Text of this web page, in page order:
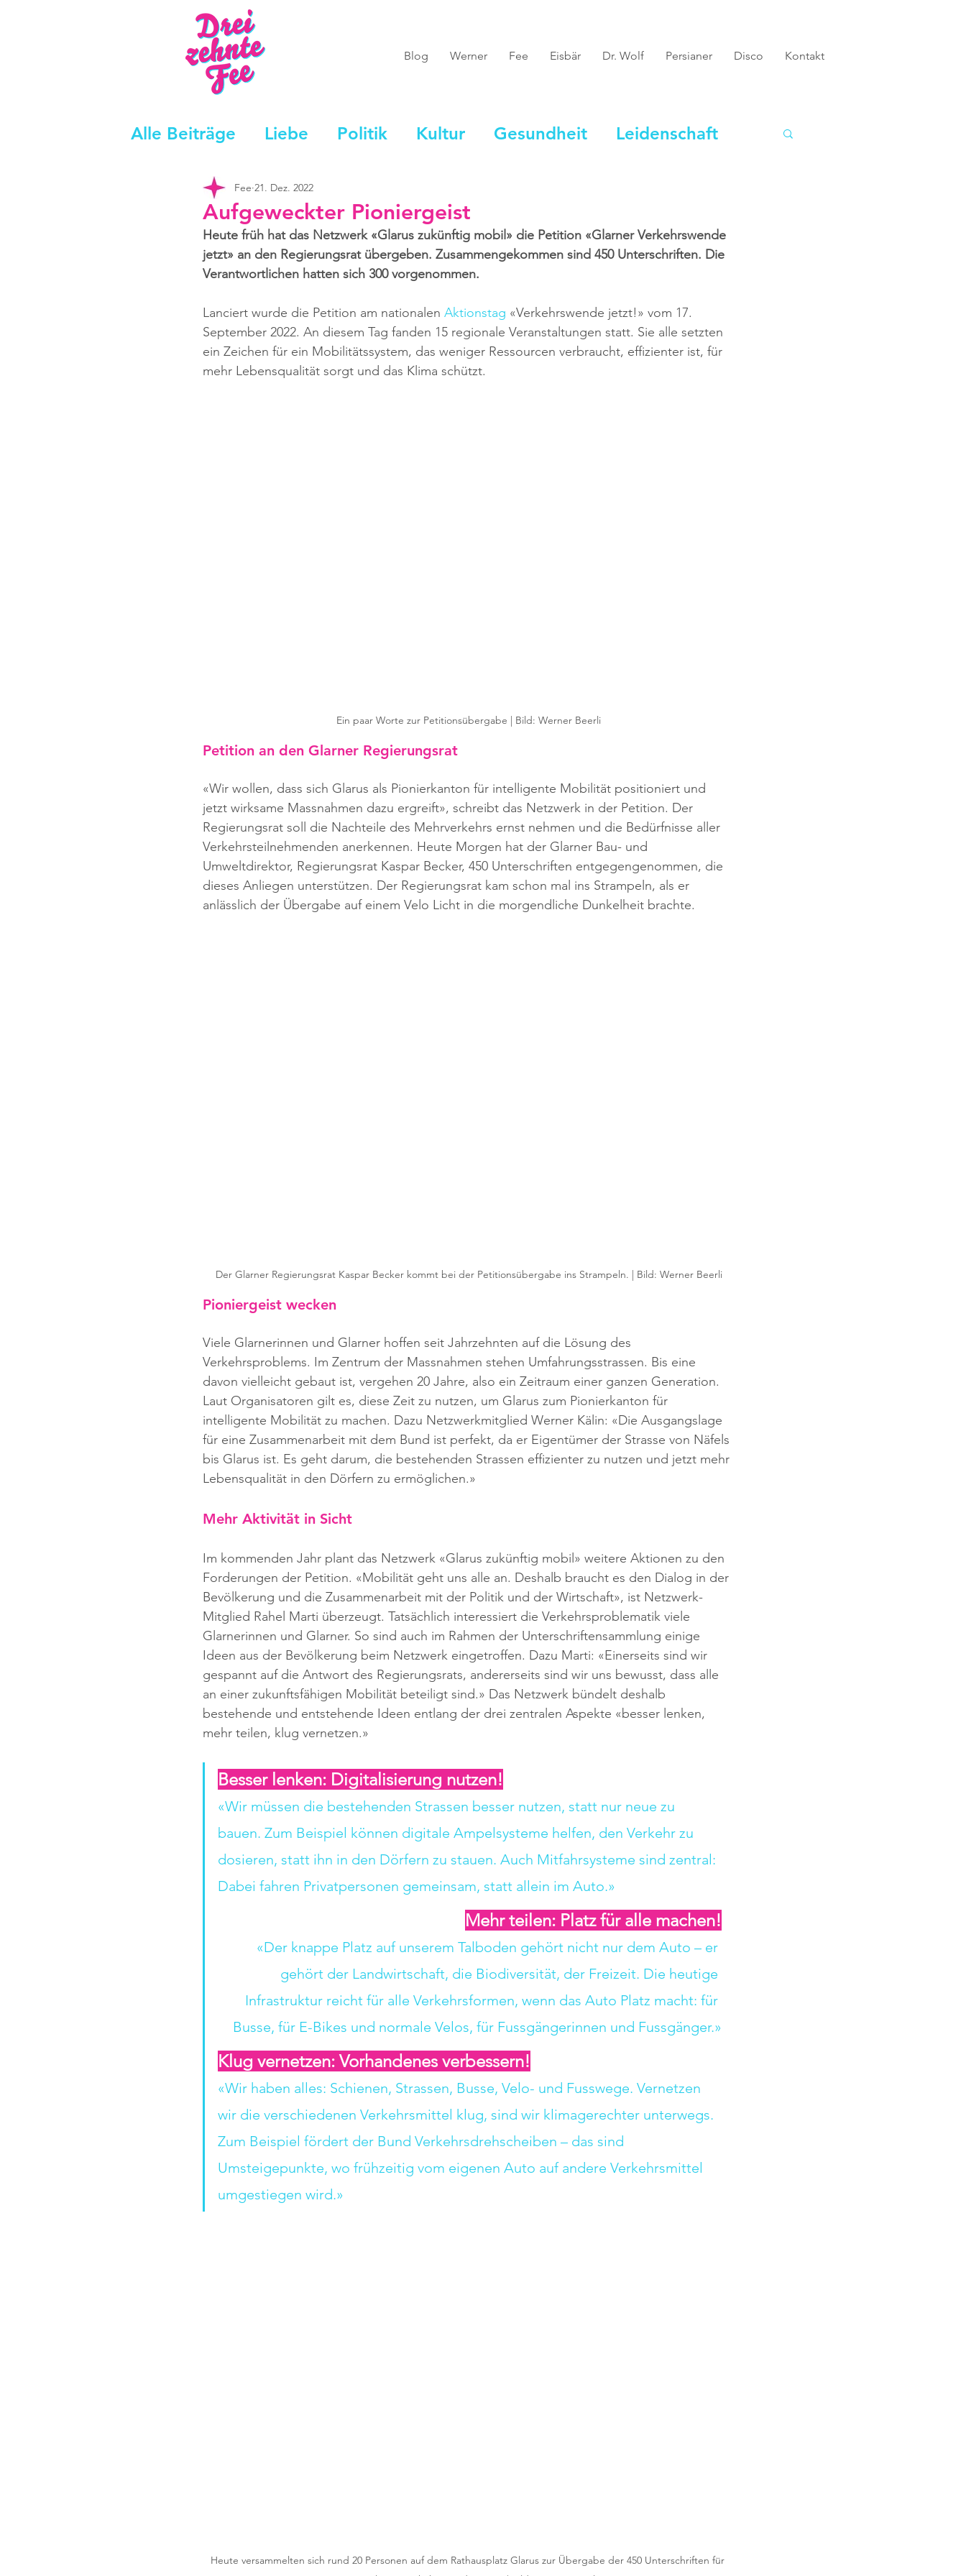
Blog Werner Fee Eisbär Dr. Wolf Persianer Disco Kontakt
Alle Beiträge Liebe Politik Kultur Gesundheit Leidenschaft
Aufgeweckter Pioniergeist
Fee 21. Dez. 2022
Heute früh hat das Netzwerk «Glarus zukünftig mobil» die Petition «Glarner Verkehrswende
jetzt» an den Regierungsrat übergeben. Zusammengekommen sind 450 Unterschriften. Die
Verantwortlichen hatten sich 300 vorgenommen.
Lanciert wurde die Petition am nationalen Aktionstag «Verkehrswende jetzt!» vom 17.
September 2022. An diesem Tag fanden 15 regionale Veranstaltungen statt. Sie alle setzten
ein Zeichen für ein Mobilitätssystem, das weniger Ressourcen verbraucht, effizienter ist, für
mehr Lebensqualität sorgt und das Klima schützt.
Ein paar Worte zur Petitionsübergabe | Bild: Werner Beerli
Petition an den Glarner Regierungsrat
«Wir wollen, dass sich Glarus als Pionierkanton für intelligente Mobilität positioniert und
jetzt wirksame Massnahmen dazu ergreift», schreibt das Netzwerk in der Petition. Der
Regierungsrat soll die Nachteile des Mehrverkehrs ernst nehmen und die Bedürfnisse aller
Verkehrsteilnehmenden anerkennen. Heute Morgen hat der Glarner Bau- und
Umweltdirektor, Regierungsrat Kaspar Becker, 450 Unterschriften entgegengenommen, die
dieses Anliegen unterstützen. Der Regierungsrat kam schon mal ins Strampeln, als er
anlässlich der Übergabe auf einem Velo Licht in die morgendliche Dunkelheit brachte.
Der Glarner Regierungsrat Kaspar Becker kommt bei der Petitionsübergabe ins Strampeln. | Bild: Werner Beerli
Pioniergeist wecken
Viele Glarnerinnen und Glarner hoffen seit Jahrzehnten auf die Lösung des
Verkehrsproblems. Im Zentrum der Massnahmen stehen Umfahrungsstrassen. Bis eine
davon vielleicht gebaut ist, vergehen 20 Jahre, also ein Zeitraum einer ganzen Generation.
Laut Organisatoren gilt es, diese Zeit zu nutzen, um Glarus zum Pionierkanton für
intelligente Mobilität zu machen. Dazu Netzwerkmitglied Werner Kälin: «Die Ausgangslage
für eine Zusammenarbeit mit dem Bund ist perfekt, da er Eigentümer der Strasse von Näfels
bis Glarus ist. Es geht darum, die bestehenden Strassen effizienter zu nutzen und jetzt mehr
Lebensqualität in den Dörfern zu ermöglichen.»
Mehr Aktivität in Sicht
Im kommenden Jahr plant das Netzwerk «Glarus zukünftig mobil» weitere Aktionen zu den
Forderungen der Petition. «Mobilität geht uns alle an. Deshalb braucht es den Dialog in der
Bevölkerung und die Zusammenarbeit mit der Politik und der Wirtschaft», ist Netzwerk-
Mitglied Rahel Marti überzeugt. Tatsächlich interessiert die Verkehrsproblematik viele
Glarnerinnen und Glarner. So sind auch im Rahmen der Unterschriftensammlung einige
Ideen aus der Bevölkerung beim Netzwerk eingetroffen. Dazu Marti: «Einerseits sind wir
gespannt auf die Antwort des Regierungsrats, andererseits sind wir uns bewusst, dass alle
an einer zukunftsfähigen Mobilität beteiligt sind.» Das Netzwerk bündelt deshalb
bestehende und entstehende Ideen entlang der drei zentralen Aspekte «besser lenken,
mehr teilen, klug vernetzen.»
Besser lenken: Digitalisierung nutzen!
«Wir müssen die bestehenden Strassen besser nutzen, statt nur neue zu
bauen. Zum Beispiel können digitale Ampelsysteme helfen, den Verkehr zu
dosieren, statt ihn in den Dörfern zu stauen. Auch Mitfahrsysteme sind zentral:
Dabei fahren Privatpersonen gemeinsam, statt allein im Auto.»
Mehr teilen: Platz für alle machen!
«Der knappe Platz auf unserem Talboden gehört nicht nur dem Auto – er
gehört der Landwirtschaft, die Biodiversität, der Freizeit. Die heutige
Infrastruktur reicht für alle Verkehrsformen, wenn das Auto Platz macht: für
Busse, für E-Bikes und normale Velos, für Fussgängerinnen und Fussgänger.»
Klug vernetzen: Vorhandenes verbessern!
«Wir haben alles: Schienen, Strassen, Busse, Velo- und Fusswege. Vernetzen
wir die verschiedenen Verkehrsmittel klug, sind wir klimagerechter unterwegs.
Zum Beispiel fördert der Bund Verkehrsdrehscheiben – das sind
Umsteigepunkte, wo frühzeitig vom eigenen Auto auf andere Verkehrsmittel
umgestiegen wird.»
Heute versammelten sich rund 20 Personen auf dem Rathausplatz Glarus zur Übergabe der 450 Unterschriften für